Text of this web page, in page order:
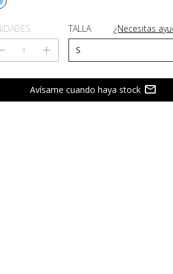
TALLA ¿Necesitas
Avísame cuando haya stock